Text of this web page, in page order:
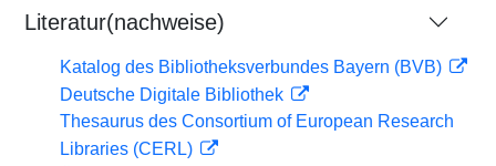
Literatur(nachweise)
Katalog des Bibliotheksverbundes Bayern (BVB)
Deutsche Digitale Bibliothek
Thesaurus des Consortium of European Research
Libraries (CERL)